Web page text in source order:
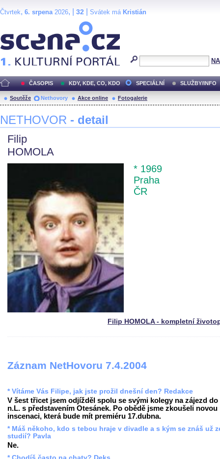
Čtvrtek, 6. srpena2026, | 32 Svátek má Kristián
ČASOPIS KDY, KDE, CO, KDO SPECIÁLNÍ SLUŽBY/INFO
Soutěže Nethovory Akce online Fotogalerie
NETHOVOR - detail
Filip
HOMOLA
* 1969
Praha
ČR
Filip HOMOLA - kompletní
Záznam NetHovoru 7.4.2004
* Vítáme Vás Filipe, jak jste prožil dnešní den? Redakce
V šest třicet jsem odjížděl spolu se svými kolegy na zájezd do
n.L. s představením Otesánek. Po obědě jsme zkoušeli novou
inscenaci, která bude mít premiéru 17.dubna.
* Máš někoho, kdo s tebou hraje v divadle a s kým se znáš už
studií? Pavla
Ne.